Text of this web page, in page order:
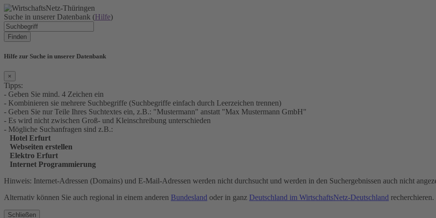
Suche in unserer Datenbank (Hilfe)
Finden
Hilfe zur Suche in unserer Datenbank
×
Tipps:
- Geben Sie mind. 4 Zeichen ein
- Kombinieren sie mehrere Suchbegriffe (Suchbegriffe einfach durch Leerzeichen trennen)
- Geben Sie nur Teile Ihres Suchtextes ein, z.B.: "Mustermann" anstatt "Max Mustermann GmbH"
- Es wird nicht zwischen Groß- und Kleinschreibung unterschieden
- Mögliche Suchanfragen sind z.B.:
Hotel Erfurt
Webseiten erstellen
Elektro Erfurt
Internet Programmierung
Hinweis: Internet-Adressen (Domains) und E-Mail-Adressen werden nicht durchsucht und werden in den Suchergebnissen auch nicht
Alternativ können Sie auch regional in einem anderen Bundesland oder in ganz Deutschland im WirtschaftsNetz-Deutschland recherchieren.
Schließen